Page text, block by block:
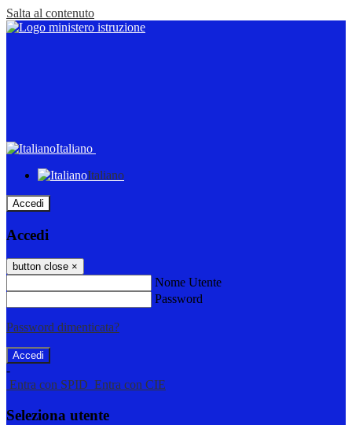
Salta al contenuto
Italiano
Italiano
Accedi
Accedi
button close ×
Nome Utente
Password
Password dimenticata?
-
Entra con SPID Entra con CIE
Seleziona utente